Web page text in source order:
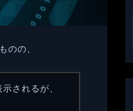
のの、
されるが、